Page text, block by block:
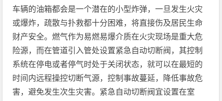
车辆的油箱都会是一个潜在的小型炸弹，一旦发生火灾
或爆炸，疏散与扑救都十分困难，将直接伤及居民生命
财产安全。燃气作为易燃易爆介质在火灾现场是重大危
险源，而在管道引入管处设置紧急自动切断阀，其控制
系统在停电或者停气时处于关闭状态，就可以在最短的
时间内远程操控切断气源，控制事故蔓延，降低事故危
害，避免发生次生灾害。紧急自动切断阀宜设置在室